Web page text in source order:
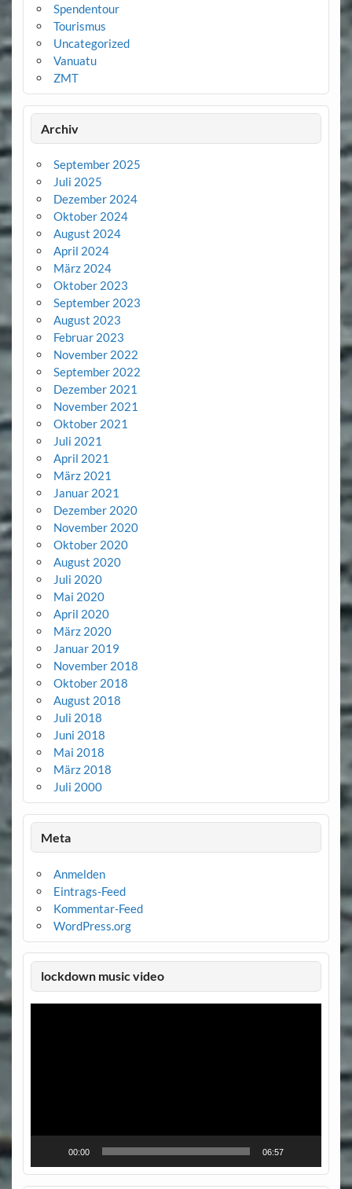
Spendentour
Tourismus
Uncategorized
Vanuatu
ZMT
Archiv
September 2025
Juli 2025
Dezember 2024
Oktober 2024
August 2024
April 2024
März 2024
Oktober 2023
September 2023
August 2023
Februar 2023
November 2022
September 2022
Dezember 2021
November 2021
Oktober 2021
Juli 2021
April 2021
März 2021
Januar 2021
Dezember 2020
November 2020
Oktober 2020
August 2020
Juli 2020
Mai 2020
April 2020
März 2020
Januar 2019
November 2018
Oktober 2018
August 2018
Juli 2018
Juni 2018
Mai 2018
März 2018
Juli 2000
Meta
Anmelden
Eintrags-Feed
Kommentar-Feed
WordPress.org
lockdown music video
Video-
00:00 06:57